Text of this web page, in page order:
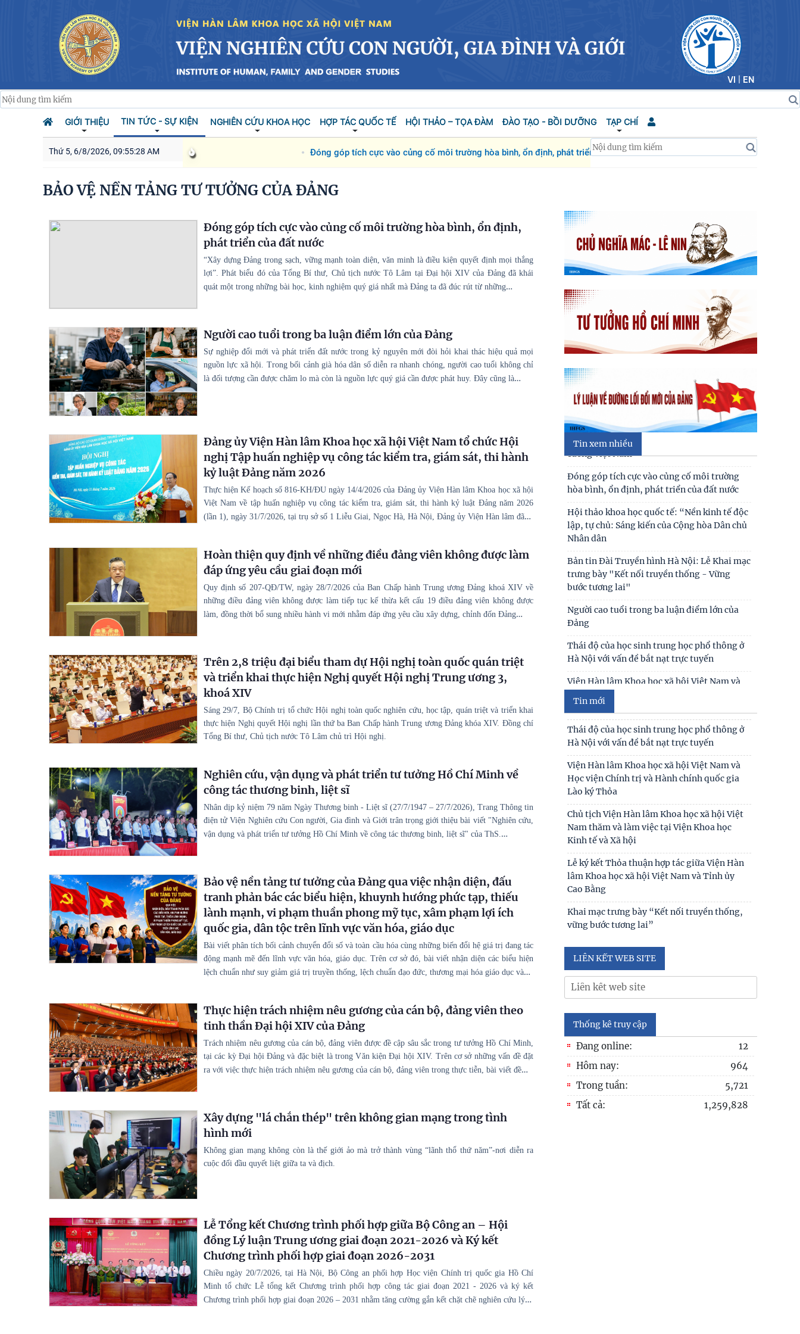
VI EN
GIỚI THIỆU TIN TỨC - SỰ KIỆN NGHIÊN CỨU KHOA HỌC HỢP TÁC QUỐC TẾ HỘI THẢO – TỌA ĐÀM ĐÀO TẠO - BỒI DƯỠNG TẠP CHÍ
Thứ 5, 6/8/2026, 09:55:29 AM Đóng góp tích cực vào củng cố môi trường hòa bình, ổn định, phát triển của đất nước Người cao tuổi
BẢO VỆ NỀN TẢNG TƯ TƯỞNG CỦA ĐẢNG
Đóng góp tích cực vào củng cố môi trường hòa bình, ổn định,
phát triển của đất nước
“Xây dựng Đảng trong sạch, vững mạnh toàn diện, văn minh là điều kiện quyết định mọi thắng
lợi”. Phát biểu đó của Tổng Bí thư, Chủ tịch nước Tô Lâm tại Đại hội XIV của Đảng đã khái
quát một trong những bài học, kinh nghiệm quý giá nhất mà Đảng ta đã đúc rút từ những…
Người cao tuổi trong ba luận điểm lớn của Đảng
Sự nghiệp đổi mới và phát triển đất nước trong kỷ nguyên mới đòi hỏi khai thác hiệu quả mọi
nguồn lực xã hội. Trong bối cảnh già hóa dân số diễn ra nhanh chóng, người cao tuổi không chỉ
là đối tượng cần được chăm lo mà còn là nguồn lực quý giá cần được phát huy. Đây cũng là…
Đảng ủy Viện Hàn lâm Khoa học xã hội Việt Nam tổ chức Hội
nghị Tập huấn nghiệp vụ công tác kiểm tra, giám sát, thi hành
kỷ luật Đảng năm 2026
Thực hiện Kế hoạch số 816-KH/ĐU ngày 14/4/2026 của Đảng ủy Viện Hàn lâm Khoa học xã hội
Việt Nam về tập huấn nghiệp vụ công tác kiểm tra, giám sát, thi hành kỷ luật Đảng năm 2026
(lần 1), ngày 31/7/2026, tại trụ sở số 1 Liễu Giai, Ngọc Hà, Hà Nội, Đảng ủy Viện Hàn lâm đã…
Hoàn thiện quy định về những điều đảng viên không được làm
đáp ứng yêu cầu giai đoạn mới
Quy định số 207-QĐ/TW, ngày 28/7/2026 của Ban Chấp hành Trung ương Đảng khoá XIV về
những điều đảng viên không được làm tiếp tục kế thừa kết cấu 19 điều đảng viên không được
làm, đồng thời bổ sung nhiều hành vi mới nhằm đáp ứng yêu cầu xây dựng, chỉnh đốn Đảng…
Trên 2,8 triệu đại biểu tham dự Hội nghị toàn quốc quán triệt
và triển khai thực hiện Nghị quyết Hội nghị Trung ương 3,
khoá XIV
Sáng 29/7, Bộ Chính trị tổ chức Hội nghị toàn quốc nghiên cứu, học tập, quán triệt và triển khai
thực hiện Nghị quyết Hội nghị lần thứ ba Ban Chấp hành Trung ương Đảng khóa XIV. Đồng chí
Tổng Bí thư, Chủ tịch nước Tô Lâm chủ trì Hội nghị.
Nghiên cứu, vận dụng và phát triển tư tưởng Hồ Chí Minh về
công tác thương binh, liệt sĩ
Nhân dịp kỷ niệm 79 năm Ngày Thương binh - Liệt sĩ (27/7/1947 – 27/7/2026), Trang Thông tin
điện tử Viện Nghiên cứu Con người, Gia đình và Giới trân trọng giới thiệu bài viết "Nghiên cứu,
vận dụng và phát triển tư tưởng Hồ Chí Minh về công tác thương binh, liệt sĩ" của ThS.…
Bảo vệ nền tảng tư tưởng của Đảng qua việc nhận diện, đấu
tranh phản bác các biểu hiện, khuynh hướng phức tạp, thiếu
lành mạnh, vi phạm thuần phong mỹ tục, xâm phạm lợi ích
quốc gia, dân tộc trên lĩnh vực văn hóa, giáo dục
Bài viết phân tích bối cảnh chuyển đổi số và toàn cầu hóa cùng những biến đổi hệ giá trị đang tác
động mạnh mẽ đến lĩnh vực văn hóa, giáo dục. Trên cơ sở đó, bài viết nhận diện các biểu hiện
lệch chuẩn như suy giảm giá trị truyền thống, lệch chuẩn đạo đức, thương mại hóa giáo dục và…
Thực hiện trách nhiệm nêu gương của cán bộ, đảng viên theo
tinh thần Đại hội XIV của Đảng
Trách nhiệm nêu gương của cán bộ, đảng viên được đề cập sâu sắc trong tư tưởng Hồ Chí Minh,
tại các kỳ Đại hội Đảng và đặc biệt là trong Văn kiện Đại hội XIV. Trên cơ sở những vấn đề đặt
ra với việc thực hiện trách nhiệm nêu gương của cán bộ, đảng viên trong thực tiễn, bài viết đề…
Xây dựng "lá chắn thép" trên không gian mạng trong tình
hình mới
Không gian mạng không còn là thế giới ảo mà trở thành vùng “lãnh thổ thứ năm”-nơi diễn ra
cuộc đối đầu quyết liệt giữa ta và địch.
Lễ Tổng kết Chương trình phối hợp giữa Bộ Công an – Hội
đồng Lý luận Trung ương giai đoạn 2021-2026 và Ký kết
Chương trình phối hợp giai đoạn 2026-2031
Chiều ngày 20/7/2026, tại Hà Nội, Bộ Công an phối hợp Học viện Chính trị quốc gia Hồ Chí
Minh tổ chức Lễ tổng kết Chương trình phối hợp công tác giai đoạn 2021 - 2026 và ký kết
Chương trình phối hợp giai đoạn 2026 – 2031 nhằm tăng cường gắn kết chặt chẽ nghiên cứu lý…
Tin xem nhiều
Đối thoại ICWA – VASS lần thứ 6: Thúc đẩy
quan hệ Đối tác Chiến lược Toàn diện tăng
cường Việt Nam
Đóng góp tích cực vào củng cố môi trường
hòa bình, ổn định, phát triển của đất nước
Hội thảo khoa học quốc tế: “Nền kinh tế độc
lập, tự chủ: Sáng kiến của Cộng hòa Dân chủ
Nhân dân
Bản tin Đài Truyền hình Hà Nội: Lễ Khai mạc
trưng bày "Kết nối truyền thống - Vững
bước tương lai"
Người cao tuổi trong ba luận điểm lớn của
Đảng
Thái độ của học sinh trung học phổ thông ở
Hà Nội với vấn đề bắt nạt trực tuyến
Viện Hàn lâm Khoa học xã hội Việt Nam và
Học viện Chính trị và Hành chính quốc gia
Lào ký Thỏa
Chủ tịch Viện Hàn lâm Khoa học xã hội Việt
Nam thăm và làm việc tại Viện Khoa học
Kinh tế và Xã hội
Lễ ký kết Thỏa thuận hợp tác giữa Viện Hàn
lâm Khoa học xã hội Việt Nam và Tỉnh ủy
Cao Bằng
Khai mạc trưng bày “Kết nối truyền thống,
vững bước tương lai”
Đối thoại ICWA – VASS lần thứ 6: Thúc đẩy
quan hệ Đối tác Chiến lược Toàn diện tăng
cường Việt Nam
Đóng góp tích cực vào củng cố môi trường
hòa bình, ổn định, phát triển của đất nước
Hội thảo khoa học quốc tế: “Nền kinh tế độc
Nhân dân
Bản tin Đài Truyền hình Hà Nội: Lễ Khai mạc
trưng bày "Kết nối truyền thống - Vững
Người cao tuổi trong ba luận điểm lớn của
Đảng
Thái độ của học sinh trung học phổ thông ở
Hà Nội với vấn đề bắt nạt trực tuyến
Viện Hàn lâm Khoa học xã hội Việt Nam và
Học viện Chính trị và Hành chính quốc gia
Tin mới
Đối thoại ICWA – VASS lần thứ 6: Thúc đẩy
quan hệ Đối tác Chiến lược Toàn diện tăng
cường Việt Nam
Đóng góp tích cực vào củng cố môi trường
hòa bình, ổn định, phát triển của đất nước
lập, tự chủ: Sáng kiến của Cộng hòa Dân chủ
Nhân dân
Bản tin Đài Truyền hình Hà Nội: Lễ Khai mạc
trưng bày "Kết nối truyền thống - Vững
Người cao tuổi trong ba luận điểm lớn của
Đảng
Thái độ của học sinh trung học phổ thông ở
Hà Nội với vấn đề bắt nạt trực tuyến
Viện Hàn lâm Khoa học xã hội Việt Nam và
Học viện Chính trị và Hành chính quốc gia
Lào ký Thỏa
Chủ tịch Viện Hàn lâm Khoa học xã hội Việt
Nam thăm và làm việc tại Viện Khoa học
Kinh tế và Xã hội
Lễ ký kết Thỏa thuận hợp tác giữa Viện Hàn
lâm Khoa học xã hội Việt Nam và Tỉnh ủy
Cao Bằng
Khai mạc trưng bày “Kết nối truyền thống,
vững bước tương lai”
LIÊN KẾT WEB SITE
Thống kê truy cập
Đang online:
12
Hôm nay:
964
Trong tuần:
5,721
Tất cả:
1,259,828